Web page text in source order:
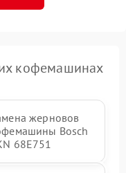
кофемашинах
жерновов
Bosch
68E751